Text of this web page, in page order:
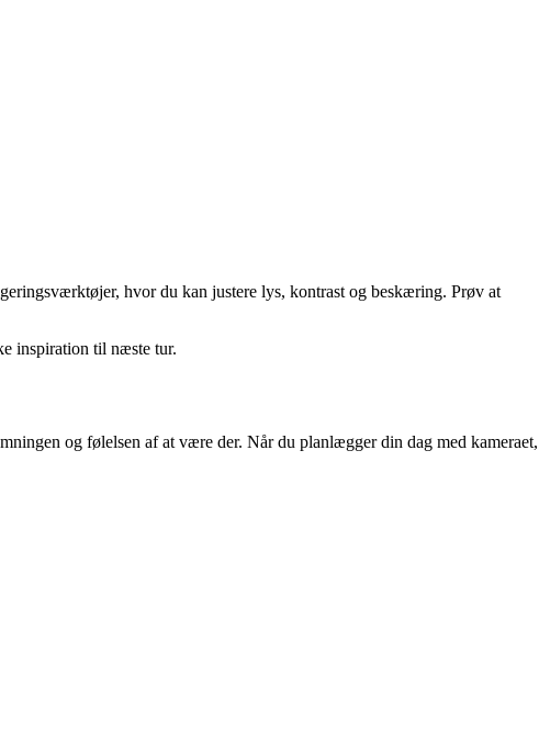
hvor du kan justere lys, kontrast og beskæring. Prøv at
inspiration til næste tur.
og følelsen af at være der. Når du planlægger din dag med kameraet,